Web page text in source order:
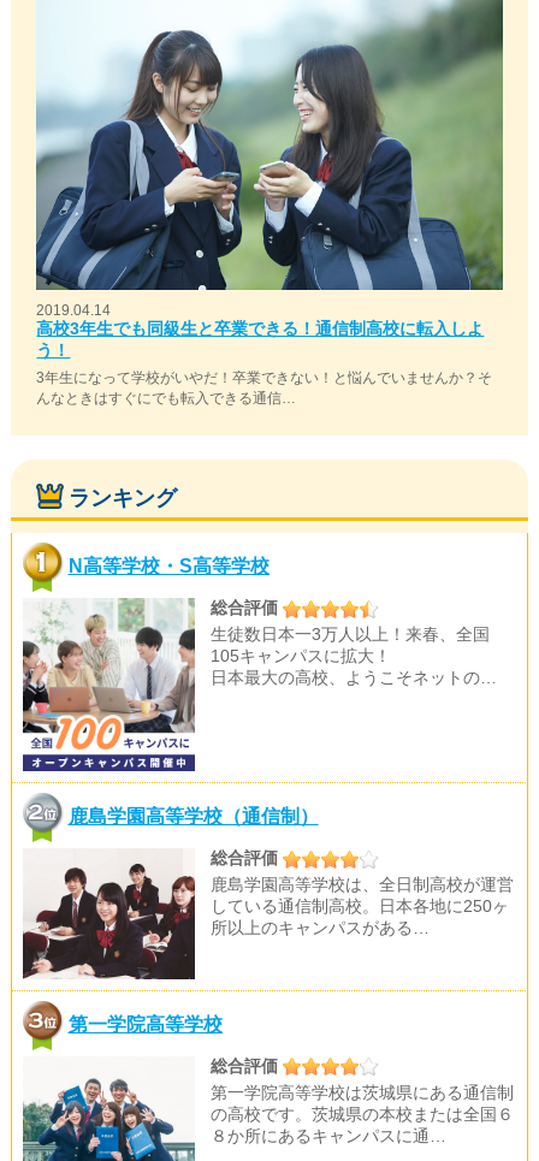
2019.04.14
高校3年生でも同級生と卒業できる！通信制高校に転入しよ
う！
3年生になって学校がいやだ！卒業できない！と悩んでいませんか？そ
んなときはすぐにでも転入できる通信…
ランキング
N高等学校・S高等学校
総合評価
生徒数日本一3万人以上！来春、全国
105キャンパスに拡大！
日本最大の高校、ようこそネットの…
鹿島学園高等学校（通信制）
総合評価
鹿島学園高等学校は、全日制高校が運営
している通信制高校。日本各地に250ヶ
所以上のキャンパスがある…
第一学院高等学校
総合評価
第一学院高等学校は茨城県にある通信制
の高校です。茨城県の本校または全国６
８か所にあるキャンパスに通…